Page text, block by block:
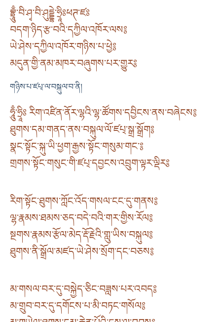
བྷྲཱུྃ་བི་ཤྭ་བི་ཤུདྡྷེ་ཧྲཱིཿཕཊ་ཛཿ
བདག་ཉིད་རྩ་བའི་དཀྱིལ་འཁོར་ལས༔
ཡེ་ཤེས་དཀྱིལ་འཁོར་གཉིས་པ་ཕྱེ༔
མདུན་གྱི་ནམ་མཁར་བཞུགས་པར་གྱུར༔
གཉིས་པ་ཛཔ྄་ལ་བསྐུལ་བ་ནི།
ཧཱུྃ་ཧྲཱིཿ རིག་འཛིན་ནོར་ལྷའི་ལྷ་ཚོགས་དབྱིངས་ནས་བཞེངས༔
ཐུགས་དམ་གནད་ནས་བསྐུལ་ལོ་ཛཔ྄་སྒྲ་སྒྲོག༔
སྣང་སྟོང་སྐུ་ཡི་ཕྱག་རྒྱས་སྟོང་གསུམ་གང་༔
གྲགས་སྟོང་གསུང་གི་ཛཔ྄་དབྱངས་འབྲུག་ལྟར་ལྡིར༔
རིག་སྟོང་ཐུགས་ཀློང་འོད་གསལ་ངང་དུ་གནས༔
ལྷ་རྣམས་ཐམས་ཅད་བདེ་བའི་གར་གྱིས་རོལ༔
སྔགས་རྣམས་རྩོལ་མེད་རྡོ་རྗེའི་གླུ་ཡིས་བསྐུལ༔
ཐུགས་ནི་སྒྲོལ་མཛད་ཡེ་ཤེས་སྲོག་དང་བཅས༔
མ་གསལ་བར་དུ་བསྐྱེད་ཅིང་བཟླས་པར་འབད༔
མ་གྲུབ་བར་དུ་དགོངས་པ་མི་བཏང་གསོལ༔